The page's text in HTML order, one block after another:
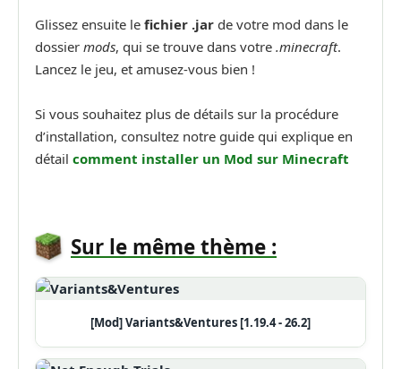
Glissez ensuite le fichier .jar de votre mod dans le
dossier mods, qui se trouve dans votre .minecraft.
Lancez le jeu, et amusez-vous bien !
Si vous souhaitez plus de détails sur la procédure
d’installation, consultez notre guide qui explique en
détail comment installer un Mod sur Minecraft
Sur le même thème :
[Mod] Variants&Ventures [1.19.4 - 26.2]